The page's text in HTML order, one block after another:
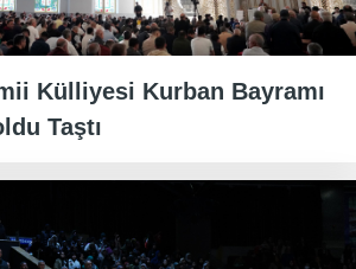
Külliyesi Kurban Bayramı
Taştı